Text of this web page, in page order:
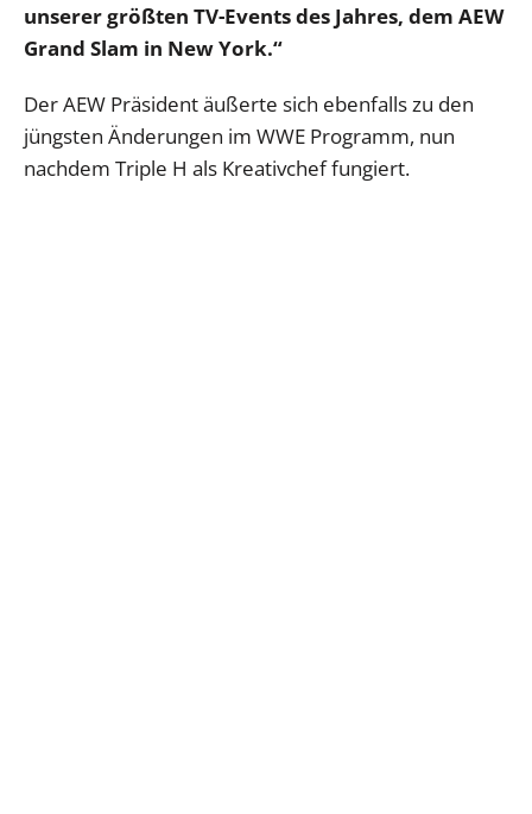
unserer größten TV-Events des Jahres, dem AEW
Grand Slam in New York.“
Der AEW Präsident äußerte sich ebenfalls zu den
jüngsten Änderungen im WWE Programm, nun
nachdem Triple H als Kreativchef fungiert.